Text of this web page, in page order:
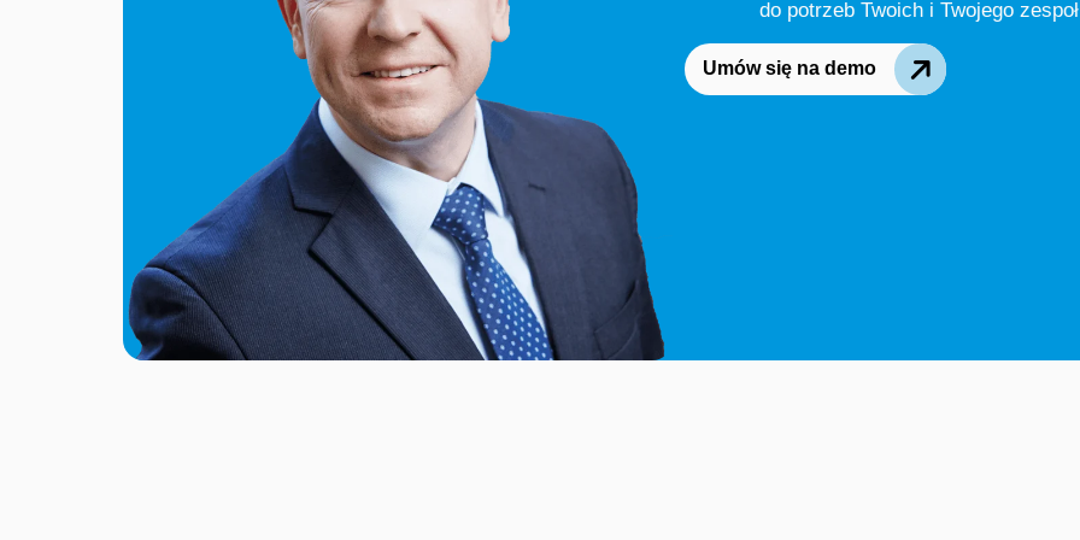
do potrzeb Twoich i Twojego
Umów się na demo